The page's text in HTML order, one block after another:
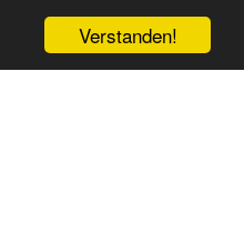
Verstanden!